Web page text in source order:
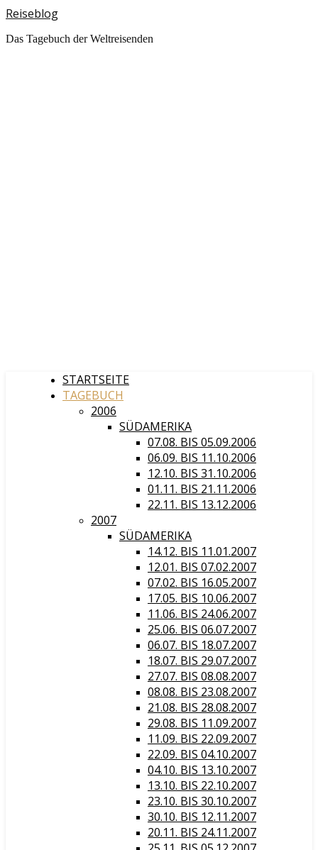
Reiseblog
Das Tagebuch der Weltreisenden
STARTSEITE
TAGEBUCH
2006
SÜDAMERIKA
07.08. BIS 05.09.2006
06.09. BIS 11.10.2006
12.10. BIS 31.10.2006
01.11. BIS 21.11.2006
22.11. BIS 13.12.2006
2007
SÜDAMERIKA
14.12. BIS 11.01.2007
12.01. BIS 07.02.2007
07.02. BIS 16.05.2007
17.05. BIS 10.06.2007
11.06. BIS 24.06.2007
25.06. BIS 06.07.2007
06.07. BIS 18.07.2007
18.07. BIS 29.07.2007
27.07. BIS 08.08.2007
08.08. BIS 23.08.2007
21.08. BIS 28.08.2007
29.08. BIS 11.09.2007
11.09. BIS 22.09.2007
22.09. BIS 04.10.2007
04.10. BIS 13.10.2007
13.10. BIS 22.10.2007
23.10. BIS 30.10.2007
30.10. BIS 12.11.2007
20.11. BIS 24.11.2007